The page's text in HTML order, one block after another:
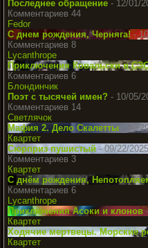
Последнее обращение - 12/01/
Комментариев 44
Fedor
С днем рождения, Черняга!-
Комментариев 8
Lycanthrope
Приключения Ковальски в
Комментариев 6
Блондинчик
Поэт с тысячей имен? - 10/05/
Комментариев 14
Светлячок
Мафия 2. Дело Скалетты
- 09/
Квартет
Сюрприз пушистый - 09/22/2025
Комментариев 3
Квартет
С днём рождения,
Комментариев 6
Lycanthrope
Приключения Асоки и клонов
Квартет
Ходячие мертвецы. Морские
Квартет